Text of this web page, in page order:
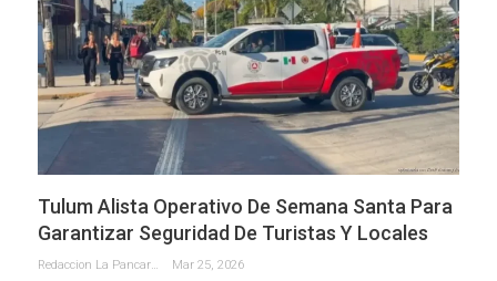
Tulum Alista Operativo De Semana Santa Para
Garantizar Seguridad De Turistas Y Locales
Redaccion La Pancarta De Quintana Roo Mar 25, 2026